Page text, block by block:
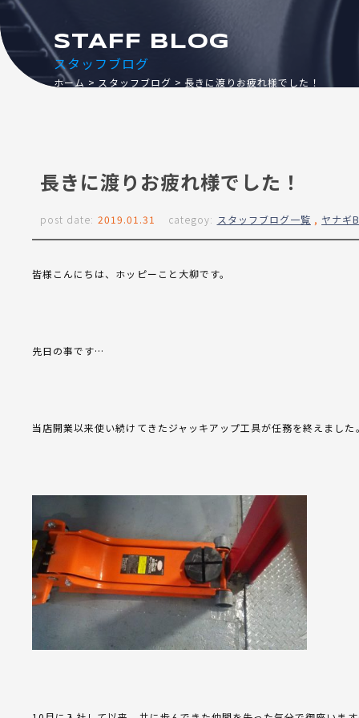
スタッフブログ
STAFF BLOG
ホーム スタッフブログ 長きに渡りお疲れ様でした！
長きに渡りお疲れ様でした！
post date: 2019.01.31 categoy: スタッフブログ一覧 , ヤナギ
皆様こんにちは、ホッピーこと大柳です。
先日の事です…
当店開業以来使い続けてきたジャッキアップ工具が任務を終えました